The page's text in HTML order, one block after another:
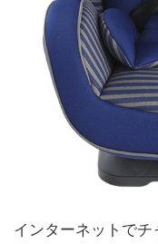
インターネットでチ